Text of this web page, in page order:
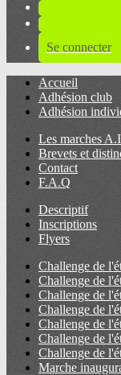
Se connecter
Accueil
Adhésion club
Adhésion
Les marches
Brevets et
Contact
F.A.Q
Descriptif
Inscriptions
Flyers
Challenge de
Challenge de
Challenge de
Challenge de
Challenge de
Challenge de
Challenge de
Marche